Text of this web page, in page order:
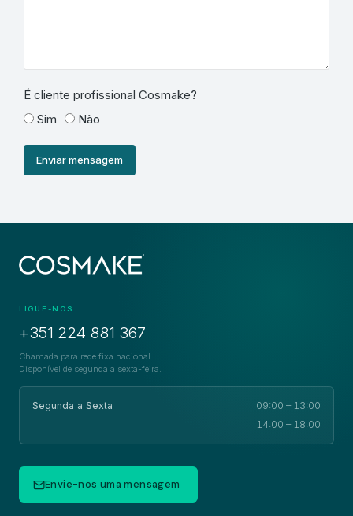
É cliente profissional Cosmake?
Sim
Não
Enviar mensagem
LIGUE-NOS
+351 224 881 367
Chamada para rede fixa nacional.
Disponível de segunda a sexta-feira.
Segunda a Sexta
09:00 – 13:00
14:00 – 18:00
Envie-nos uma mensagem